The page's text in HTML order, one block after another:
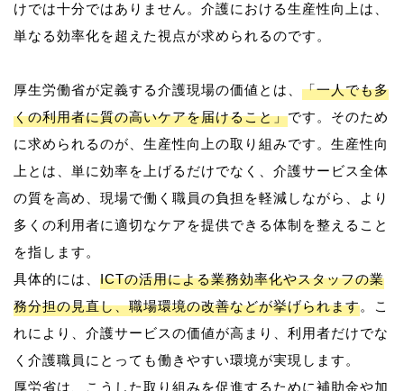
けでは十分ではありません。介護における生産性向上は、
単なる効率化を超えた視点が求められるのです。
厚生労働省が定義する介護現場の価値とは、 「一人でも多
くの利用者に質の高いケアを届けること」です。そのため
に求められるのが、生産性向上の取り組みです。生産性向
上とは、単に効率を上げるだけでなく、介護サービス全体
の質を高め、現場で働く職員の負担を軽減しながら、より
多くの利用者に適切なケアを提供できる体制を整えること
を指します。
具体的には、 ICTの活用による業務効率化やスタッフの業
務分担の見直し、職場環境の改善などが挙げられます。こ
れにより、介護サービスの価値が高まり、利用者だけでな
く介護職員にとっても働きやすい環境が実現します。
厚労省は、こうした取り組みを促進するために補助金や加